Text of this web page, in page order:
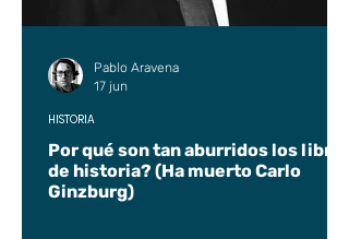
Por qué son tan aburridos los libros
de historia? (Ha muerto Carlo
Ginzburg)
HISTORIA
Pablo Aravena
17 jun